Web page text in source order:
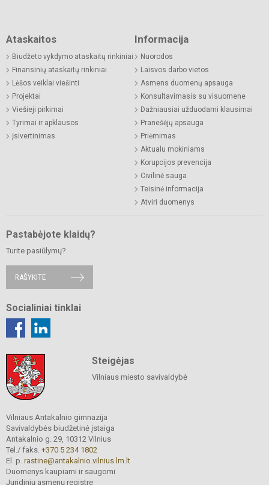
Ataskaitos
Biudžeto vykdymo ataskaitų rinkiniai
Finansinių ataskaitų rinkiniai
Lėšos veiklai viešinti
Projektai
Viešieji pirkimai
Tyrimai ir apklausos
Įsivertinimas
Informacija
Nuorodos
Laisvos darbo vietos
Asmens duomenų apsauga
Konsultavimasis su visuomene
Dažniausiai užduodami klausimai
Pranešėjų apsauga
Priėmimas
Aktualu mokiniams
Korupcijos prevencija
Civilinė sauga
Teisinė informacija
Atviri duomenys
Pastabėjote klaidų?
Turite pasiūlymų?
RAŠYKITE
Socialiniai tinklai
Steigėjas
Vilniaus miesto savivaldybė
Vilniaus Antakalnio gimnazija
Savivaldybės biudžetinė įstaiga
Antakalnio g. 29, 10312 Vilnius
Tel./ faks. +370 5 234 1802
El. p. rastine@antakalnio.vilnius.lm.lt
Duomenys kaupiami ir saugomi
Juridinių asmenų registre